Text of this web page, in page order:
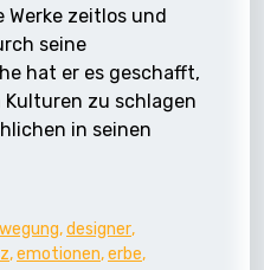
zeitlos und
seine
hat er es geschafft,
zu schlagen
in seinen
,designer,
,emotionen,erbe,